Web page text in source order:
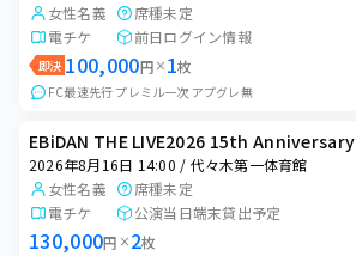
女性名義
席種未定
電チケ
前日ログイン情報
即決 100,000円 × 1枚
FC最速先行 プレミル一次 アプグレ無
EBiDAN THE LIVE2026 15th Anniversary
2026年8月16日 14:00 / 代々木第一体育館
女性名義
席種未定
電チケ
公演当日端末貸出予定
130,000円 × 2枚